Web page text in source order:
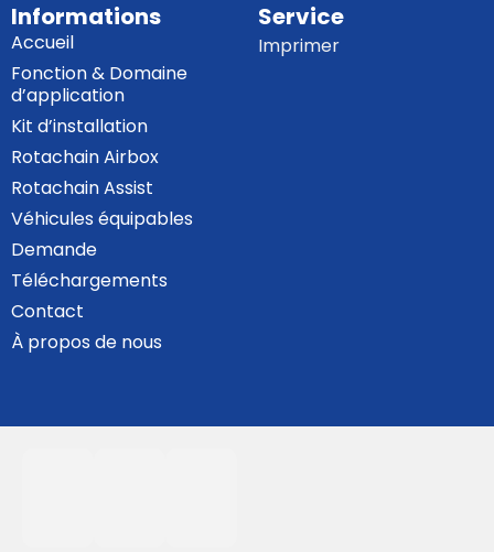
Informations
Accueil
Fonction & Domaine
d’application
Kit d’installation
Rotachain Airbox
Rotachain Assist
Véhicules équipables
Demande
Téléchargements
Contact
À propos de nous
Service
Imprimer